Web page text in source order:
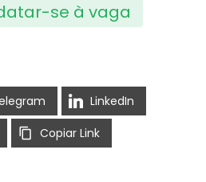
se à vaga
LinkedIn
Copiar Link